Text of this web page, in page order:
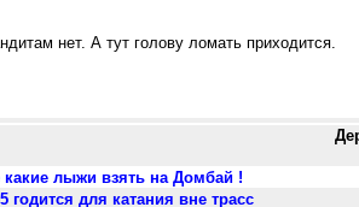
нет. А тут голову ломать приходится.
какие лыжи взять на Домбай !
годится для катания вне трасс